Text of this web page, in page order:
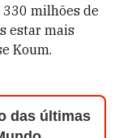
milhões de
estar mais
Koum.
das últimas